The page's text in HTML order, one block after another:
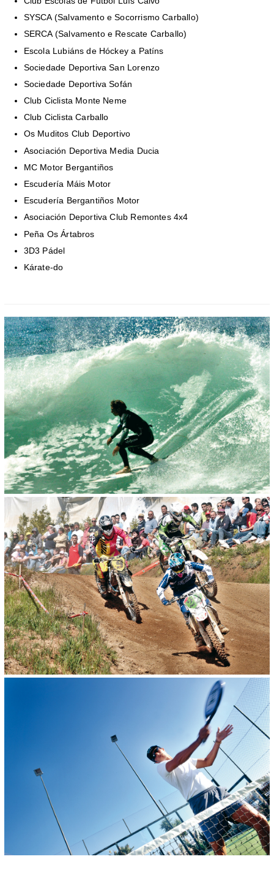
SYSCA (Salvamento e Socorrismo Carballo)
SERCA (Salvamento e Rescate Carballo)
Escola Lubiáns de Hóckey a Patíns
Sociedade Deportiva San Lorenzo
Sociedade Deportiva Sofán
Club Ciclista Monte Neme
Club Ciclista Carballo
Os Muditos Club Deportivo
Asociación Deportiva Media Ducia
MC Motor Bergantiños
Escudería Máis Motor
Escudería Bergantiños Motor
Asociación Deportiva Club Remontes 4x4
Peña Os Ártabros
3D3 Pádel
Kárate-do